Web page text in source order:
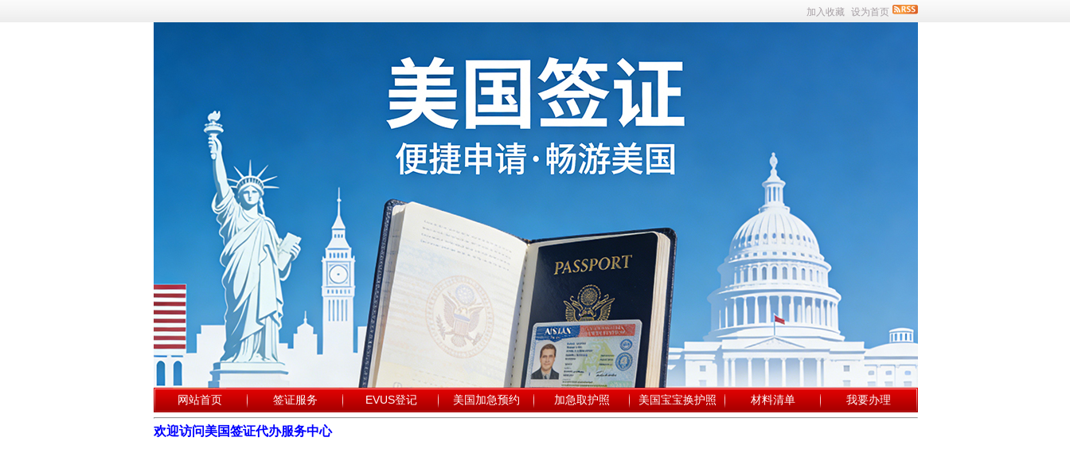
加入收藏 设为首页
网站首页 签证服务 EVUS登记 美国加急预约 加急取护照 美国宝宝换护照 材料清单 我要办理
欢迎访问美国签证代办服务中心